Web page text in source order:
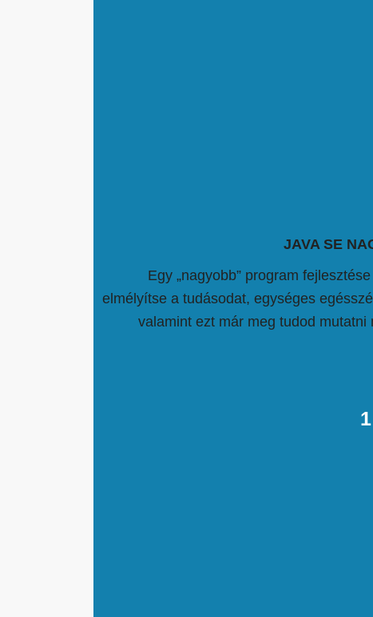
JAVA SE
Egy „nagyobb” program
elmélyítse a tudásodat, egységes
valamint ezt már meg tudod mutatni